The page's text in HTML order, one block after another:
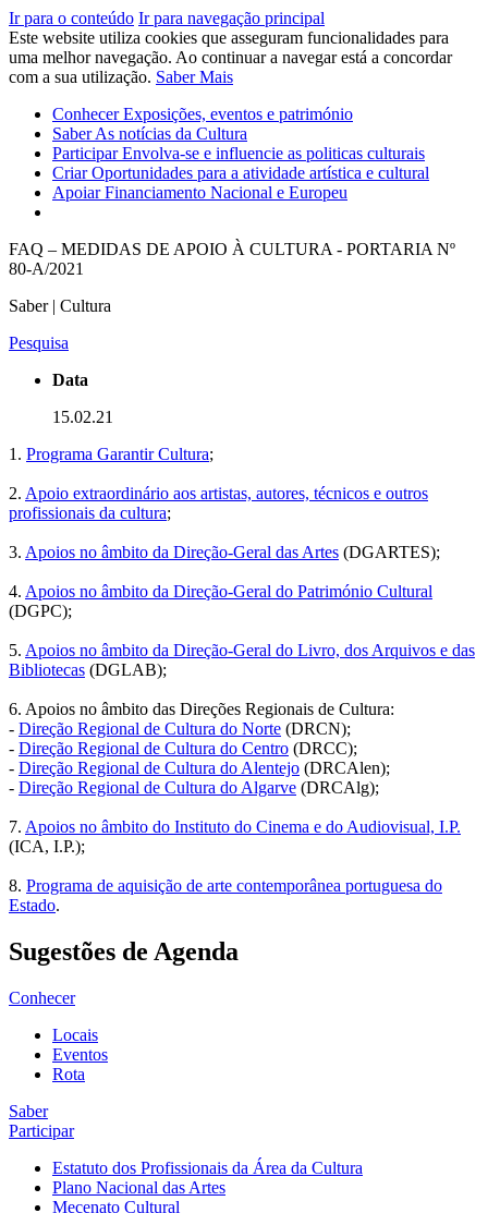
Ir para o conteúdo Ir para navegação principal
Este website utiliza cookies que asseguram funcionalidades para
uma melhor navegação. Ao continuar a navegar está a concordar
com a sua utilização. Saber Mais
ConhecerExposições, eventos e património
SaberAs notícias da Cultura
ParticiparEnvolva-se e influencie as politicas culturais
CriarOportunidades para a atividade artística e cultural
ApoiarFinanciamento Nacional e Europeu
FAQ – MEDIDAS DE APOIO À CULTURA - PORTARIA Nº
80-A/2021
Saber | Cultura
Pesquisa
Data
15.02.21
1. Programa Garantir Cultura;
2. Apoio extraordinário aos artistas, autores, técnicos e outros
profissionais da cultura;
3. Apoios no âmbito da Direção-Geral das Artes (DGARTES);
4. Apoios no âmbito da Direção-Geral do Património Cultural
(DGPC);
5. Apoios no âmbito da Direção-Geral do Livro, dos Arquivos e das
Bibliotecas (DGLAB);
6. Apoios no âmbito das Direções Regionais de Cultura:
- Direção Regional de Cultura do Norte (DRCN);
- Direção Regional de Cultura do Centro (DRCC);
- Direção Regional de Cultura do Alentejo (DRCAlen);
- Direção Regional de Cultura do Algarve (DRCAlg);
7. Apoios no âmbito do Instituto do Cinema e do Audiovisual, I.P.
(ICA, I.P.);
8. Programa de aquisição de arte contemporânea portuguesa do
Estado.
Sugestões de Agenda
Conhecer
Locais
Eventos
Rota
Saber
Participar
Estatuto dos Profissionais da Área da Cultura
Plano Nacional das Artes
Mecenato Cultural